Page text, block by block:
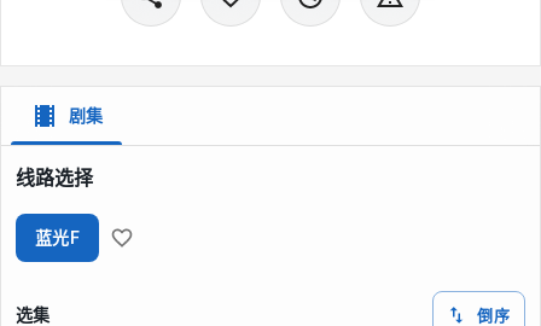
剧集
线路选择
蓝光F
选集 倒序